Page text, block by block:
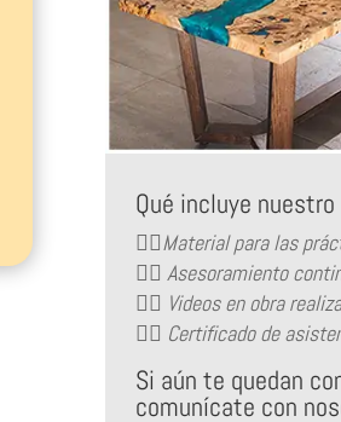
Qué incluye
👉🏻Material para las
👉🏻 Asesoramiento
👉🏻 Videos en obra
👉🏻 Certificado de
Si aún te quedan
comunícate con